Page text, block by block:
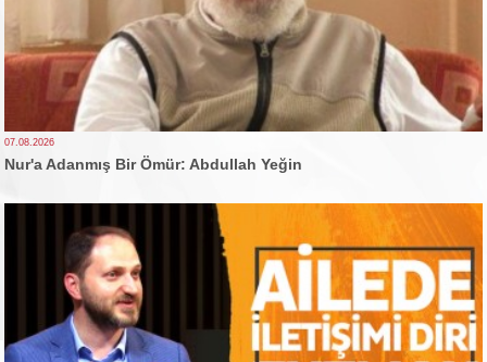
07.08.2026
Nur'a Adanmış Bir Ömür: Abdullah Yeğin